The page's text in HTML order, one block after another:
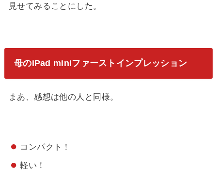
見せてみることにした。
母のiPad miniファーストインプレッション
まあ、感想は他の人と同様。
コンパクト！
軽い！